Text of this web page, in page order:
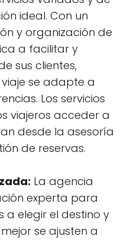
ideal. Con un
y organización de
a facilitar y
sus clientes,
se adapte a
Los servicios
viajeros acceder a
desde la asesoría
de reservas.
La agencia
experta para
a elegir el destino y
se ajusten a